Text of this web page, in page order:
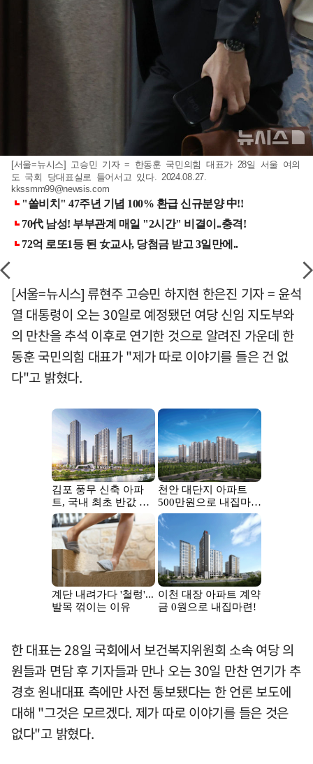
[서울=뉴시스] 고승민 기자 = 한동훈 국민의힘 대표가 28일 서울 여의
도 국회 당대표실로 들어서고 있다. 2024.08.27.
kkssmm99@newsis.com
[서울=뉴시스] 류현주 고승민 하지현 한은진 기자 = 윤석
열 대통령이 오는 30일로 예정됐던 여당 신임 지도부와
의 만찬을 추석 이후로 연기한 것으로 알려진 가운데 한
동훈 국민의힘 대표가 "제가 따로 이야기를 들은 건 없
다"고 밝혔다.
한 대표는 28일 국회에서 보건복지위원회 소속 여당 의
원들과 면담 후 기자들과 만나 오는 30일 만찬 연기가 추
경호 원내대표 측에만 사전 통보됐다는 한 언론 보도에
대해 "그것은 모르겠다. 제가 따로 이야기를 들은 것은
없다"고 밝혔다.